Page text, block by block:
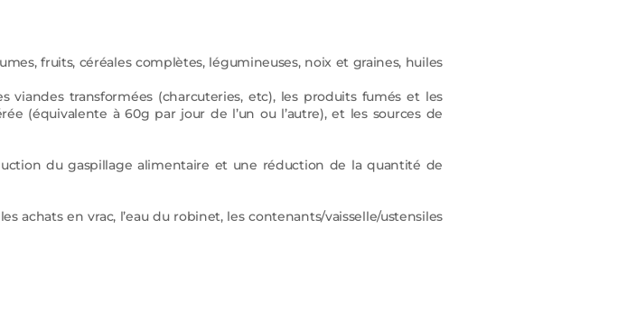
fruits, céréales complètes, légumineuses, noix et graines, huiles
transformées (charcuteries, etc), les produits fumés et les
(équivalente à 60g par jour de l’un ou l’autre), et les sources de
du gaspillage alimentaire et une réduction de la quantité de
achats en vrac, l’eau du robinet, les contenants/vaisselle/ustensiles